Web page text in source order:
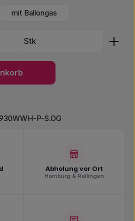
mit Ballongas
den gewünschten Wert ein
Stk
P-S.OG
Abholung vor Ort
Hamburg & Rellingen